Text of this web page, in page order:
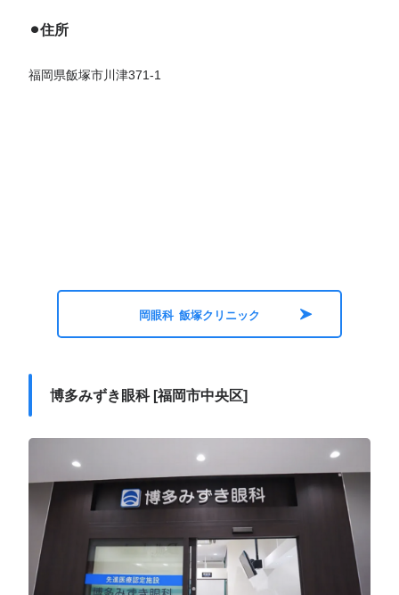
⚫︎住所
福岡県飯塚市川津371-1
岡眼科 飯塚クリニック
博多みずき眼科 [福岡市中央区]